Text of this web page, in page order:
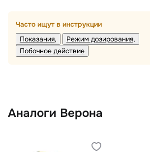
Часто ищут в инструкции
Показания
Режим дозирования
Побочное действие
Аналоги Верона